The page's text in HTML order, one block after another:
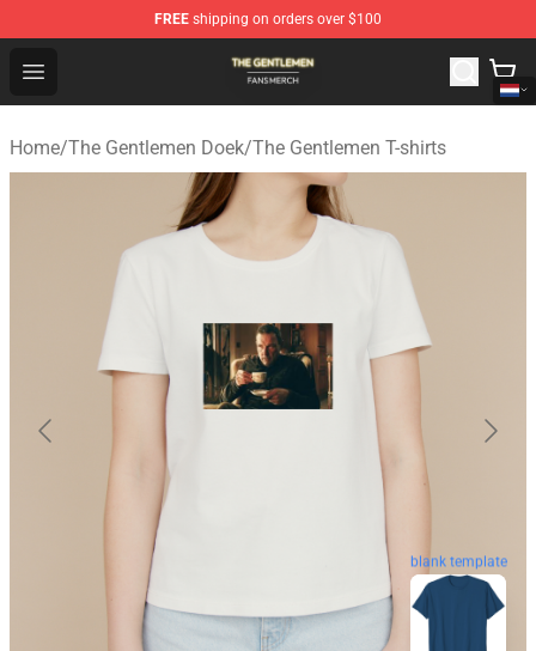
FREE shipping on orders over $100
Open menu
The Gentlemen Shop - Official The Gentlemen
Home/The Gentlemen Doek/The Gentlemen T-shirts
blank template